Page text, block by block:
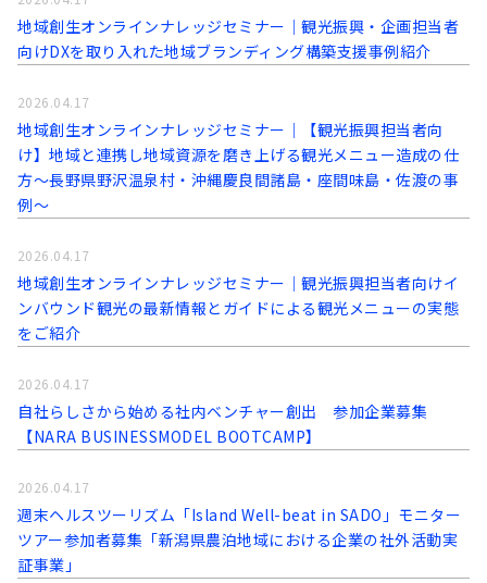
地域創生オンラインナレッジセミナー｜観光振興・企画担当者
向けDXを取り入れた地域ブランディング構築支援事例紹介
地域創生オンラインナレッジセミナー｜【観光振興担当者向
け】地域と連携し地域資源を磨き上げる観光メニュー造成の仕
方～長野県野沢温泉村・沖縄慶良間諸島・座間味島・佐渡の事
例～
2026.04.17
地域創生オンラインナレッジセミナー｜観光振興担当者向けイ
ンバウンド観光の最新情報とガイドによる観光メニューの実態
をご紹介
2026.04.17
自社らしさから始める社内ベンチャー創出 参加企業募集
【NARA BUSINESSMODEL BOOTCAMP】
2026.04.17
週末ヘルスツーリズム「Island Well-beat in SADO」モニター
ツアー参加者募集「新潟県農泊地域における企業の社外活動実
証事業」
2026.04.17